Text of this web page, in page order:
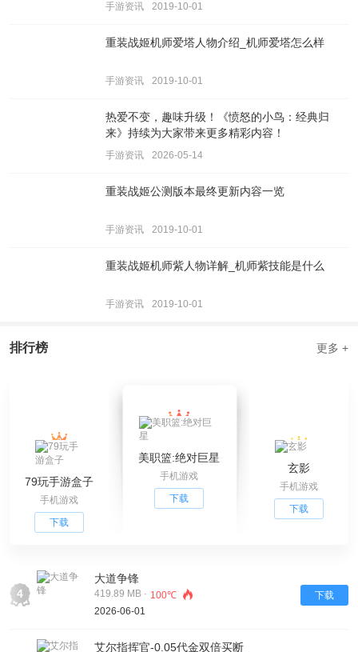
手游资讯 2019-10-01
重装战姬机师爱塔人物介绍_机师爱塔怎么样
手游资讯 2019-10-01
热爱不变，趣味升级！《愤怒的小鸟：经典归
来》持续为大家带来更多精彩内容！
手游资讯 2026-05-14
重装战姬公测版本最终更新内容一览
手游资讯 2019-10-01
重装战姬机师紫人物详解_机师紫技能是什么
手游资讯 2019-10-01
排行榜 更多 +
79玩手游盒子
手机游戏
下载
美职篮:绝对巨星
手机游戏
下载
玄影
手机游戏
下载
4
大道争锋
419.89 MB · 100℃
2026-06-01
下载
艾尔指挥官-0.05代金双倍买断